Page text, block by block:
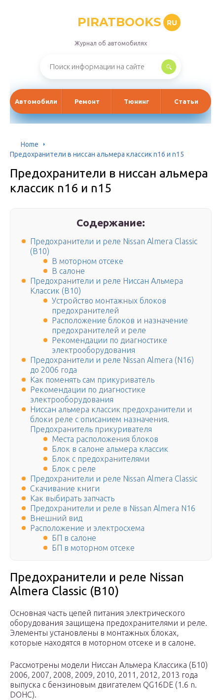
PIRATBOOKS RU
Журнал об автомобилях
Автомобили Ремонт Тюнинг Статьи
Home
Предохранители в ниссан альмера классик n16 и n15
Предохранители в ниссан альмера
классик n16 и n15
Содержание:
Предохранители и реле Nissan Almera Classic
(B10)
В моторном отсеке
В салоне
Предохранители и реле Ниссан Альмера
Классик (B10)
Устройство монтажных блоков
предохранителей
Расположение блоков и назначение
предохранителей и реле
Рекомендации по диагностике
электрооборудования
Предохранители и реле Nissan Almera (N16)
до 2006 года
Как поменять сам прикуриватель
Рекомендации по диагностике
электрооборудования
Ниссан альмера классик предохранители и
блоки реле с описанием назначения.
Предохранитель прикуривателя
Места расположения блоков
Блок в салоне альмера классик
Блок с предохранителями
Блок с реле
Предохранители и реле Nissan Almera Classic
Скачивание книги
Как выбирать запчасть
Предохранители и реле в Nissan Almera N16
Внешний вид
Расположение и электросхема
БП в салоне
БП в моторном отсеке
Предохранители и реле Nissan
Almera Classic (B10)
Основная часть цепей питания электрического
оборудования защищена предохранителями и реле.
Элементы установлены в монтажных блоках,
которые находятся в моторном отсеке и в салоне.
Рассмотрены модели Ниссан Альмера Классика (Б10)
2006, 2007, 2008, 2009, 2010, 2011, 2012, 2013 года
выпуска с бензиновым двигателем QG16DE (1.6 n.
DOHC).